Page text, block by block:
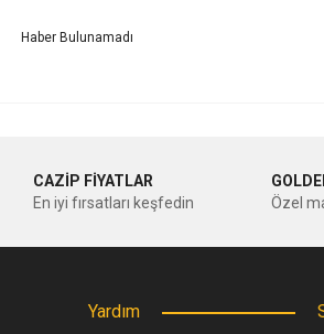
Haber Bulunamadı
CAZİP FİYATLAR
En iyi fırsatları keşfedin
Özel
Yardım